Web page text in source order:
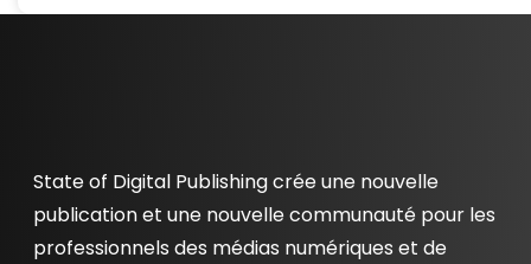
State of Digital Publishing crée une nouvelle
publication et une nouvelle communauté pour les
professionnels des médias numériques et de